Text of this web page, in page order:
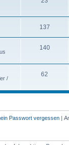
137
140
/
62
Passwort vergessen |